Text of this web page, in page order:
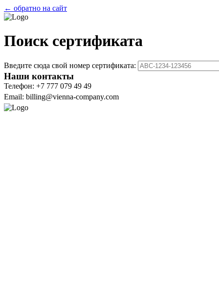
← обратно на сайт
Поиск сертификата
Введите сюда свой номер сертификата:
Наши контакты
Телефон: +7 777 079 49 49
Email: billing@vienna-company.com